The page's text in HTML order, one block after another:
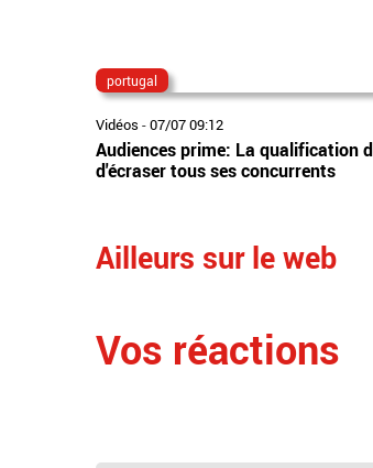
portugal
Vidéos -07/07 09:12
Audiences prime: La qualification
d'écraser tous ses concurrents
Ailleurs sur le web
Vos réactions